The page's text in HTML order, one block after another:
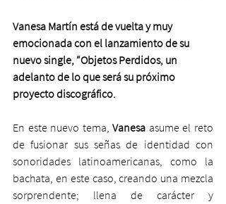
Vanesa Martín está de vuelta y muy
emocionada con el lanzamiento de su
nuevo single, “Objetos Perdidos, un
adelanto de lo que será su próximo
proyecto discográfico.
En este nuevo tema, Vanesa asume el reto
de fusionar sus señas de identidad con
sonoridades latinoamericanas, como la
bachata, en este caso, creando una mezcla
sorprendente; llena de carácter y